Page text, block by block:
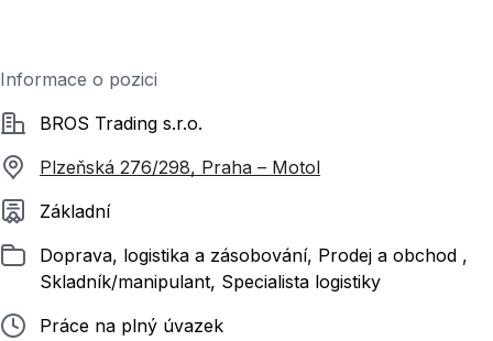
Informace o pozici
SpolečnostBROS Trading s.r.o.
Plzeňská 276/298, Praha – Motol
Požadované vzdělání
Základní
ZařazenoDoprava, logistika a zásobování, Prodej a obchod ,
Skladník/manipulant, Specialista logistiky
Typ pracovního poměru
Práce na plný úvazek